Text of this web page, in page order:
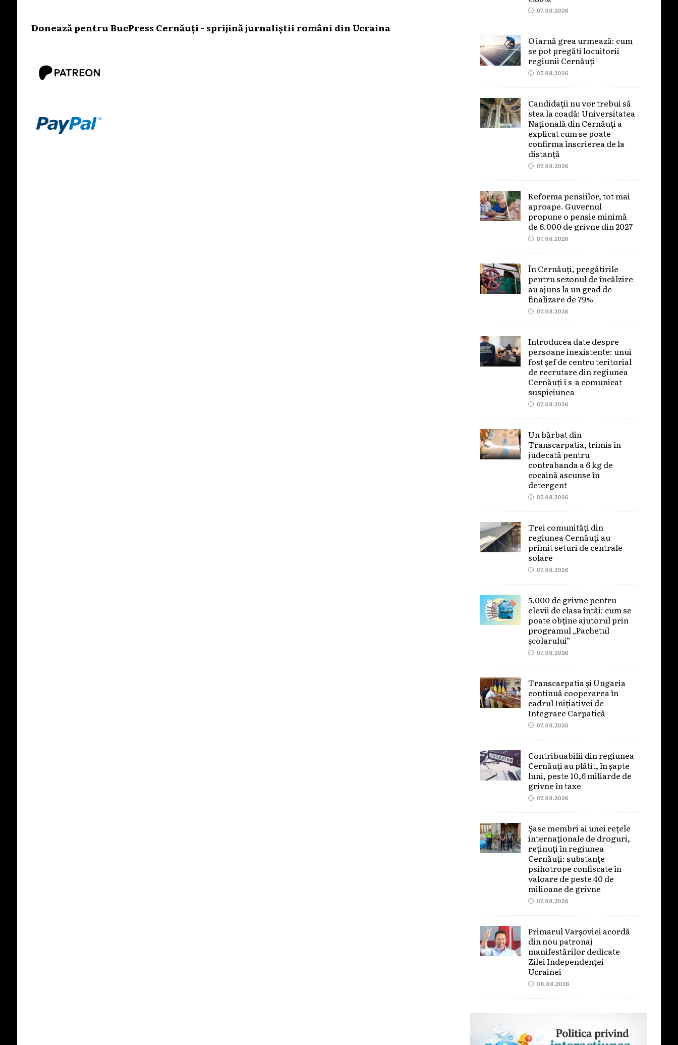
Donează pentru BucPress Cernăuți - sprijină jurnaliștii români din Ucraina
07.08.2026
O iarnă grea urmează: cum
se pot pregăti locuitorii
regiunii Cernăuți
07.08.2026
Candidații nu vor trebui să
stea la coadă: Universitatea
Națională din Cernăuți a
explicat cum se poate
confirma înscrierea de la
distanță
07.08.2026
Reforma pensiilor, tot mai
aproape. Guvernul
propune o pensie minimă
de 6.000 de grivne din 2027
07.08.2026
În Cernăuți, pregătirile
pentru sezonul de încălzire
au ajuns la un grad de
finalizare de 79%
07.08.2026
Introducea date despre
persoane inexistente: unui
fost șef de centru teritorial
de recrutare din regiunea
Cernăuți i s-a comunicat
suspiciunea
07.08.2026
Un bărbat din
Transcarpatia, trimis în
judecată pentru
contrabanda a 6 kg de
cocaină ascunse în
detergent
07.08.2026
Trei comunități din
regiunea Cernăuți au
primit seturi de centrale
solare
07.08.2026
5.000 de grivne pentru
elevii de clasa întâi: cum se
poate obține ajutorul prin
programul „Pachetul
școlarului”
07.08.2026
Transcarpatia și Ungaria
continuă cooperarea în
cadrul Inițiativei de
Integrare Carpatică
07.08.2026
Contribuabilii din regiunea
Cernăuți au plătit, în șapte
luni, peste 10,6 miliarde de
grivne în taxe
07.08.2026
Șase membri ai unei rețele
internaționale de droguri,
reținuți în regiunea
Cernăuți: substanțe
psihotrope confiscate în
valoare de peste 40 de
milioane de grivne
07.08.2026
Primarul Varșoviei acordă
din nou patronaj
manifestărilor dedicate
Zilei Independenței
Ucrainei
06.08.2026